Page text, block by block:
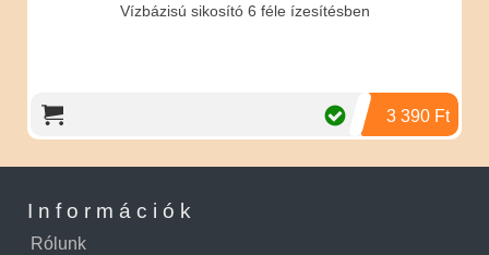
Vízbázisú sikosító 6 féle ízesítésben
3 390 Ft
Információk
Rólunk